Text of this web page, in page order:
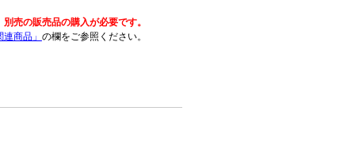
売の販売品の購入が必要です。
連商品」 の欄をご参照ください。